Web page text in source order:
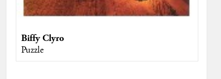
Biffy Clyro
Puzzle